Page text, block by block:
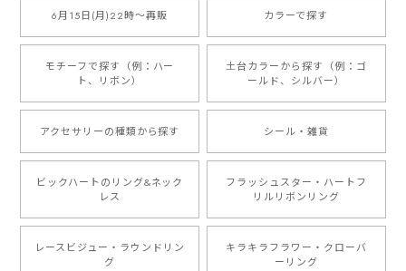
6月15日(月)22時〜再販 カラーで探す
モチーフで探す（例：ハー
ト、リボン）
土台カラーから探す（例：ゴ
ールド、シルバー）
アクセサリーの種類から探す シール・雑貨
ビックハートのリング&ネック
レス
フラッシュスター・ハートフ
リルリボンリング
レースビジュー・ラウンドリン
グ
キラキラフラワー・クローバ
ーリング